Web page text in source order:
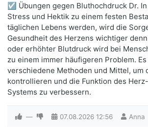
☑ Übungen gegen Bluthochdruck Dr.
Stress und Hektik zu einem festen
täglichen Lebens werden, wird die
Gesundheit des Herzens wichtiger
oder erhöhter Blutdruck wird bei
zu einem immer häufigeren Problem.
verschiedene Methoden und Mittel, um
kontrollieren und die Funktion des
Systems zu verbessern.
— 07.08.2026 12:56 Anna